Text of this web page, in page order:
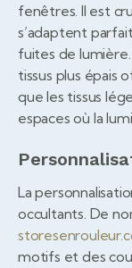
fenêtres. Il est
s’adaptent
fuites de
tissus plus épais
que les tissus
espaces où la
La
occultants. De
motifs et des